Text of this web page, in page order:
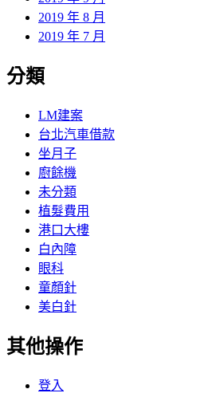
2019 年 8 月
2019 年 7 月
分類
LM建案
台北汽車借款
坐月子
廚餘機
未分類
植髮費用
港口大樓
白內障
眼科
童顏針
美白針
其他操作
登入